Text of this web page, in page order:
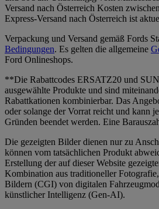
Versand nach Österreich Kosten
Express-Versand nach Österreich ist
Verpackung und Versand gemäß Fords
Bedingungen. Es gelten die allgemeine
Ford Onlineshops.
**Die Rabattcodes ERSATZ20 und
ausgewählte Produkte und sind
Rabattkationen kombinierbar. Das
oder solange der Vorrat reicht und kann
Gründen beendet werden. Eine
Die gezeigten Bilder dienen nur zu
können vom tatsächlichen Produkt
Erstellung der auf dieser Website
Kombination aus traditioneller
Bildern (CGI) von digitalen
künstlicher Intelligenz (Gen-AI).